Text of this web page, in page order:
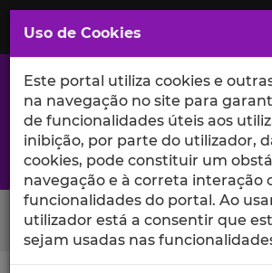
Saltar
para
Conteúdo
Principal
A excelência da investigação e ciência
Search Button
Uso de Cookies
Este portal utiliza cookies e
na navegação no site para
de funcionalidades úteis aos
inibição, por parte do utilizador,
cookies, pode constituir um
navegação e à correta interação
funcionalidades do portal. Ao
utilizador está a consentir que
sejam usadas nas